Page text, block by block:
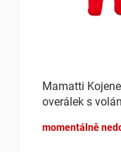
Mamatti
overálek s
momentálně